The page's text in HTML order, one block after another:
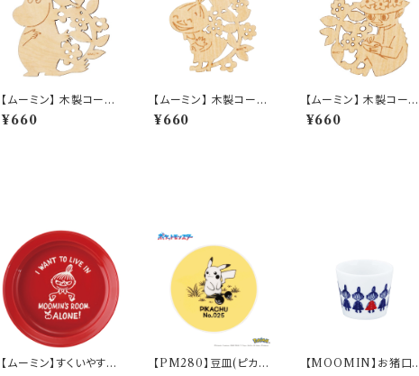
【ムーミン】 木製コース
ター（ムーミン）【木製コ
ースター】
¥660
【ムーミン】 木製コース
ター（リトルミイ）【木製
コースター】
¥660
【ムーミン】 木製コース
ター（スナフキン）【木製
コースター】
¥660
【ムーミン】すくいやすい
【PM280】豆皿(ピカチ
【MOOMIN】お猪口